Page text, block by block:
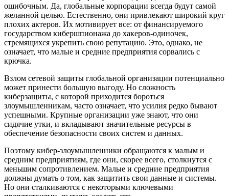
ошибочным. Да, глобальные корпорации всегда будут самой
желанной целью. Естественно, они привлекают широкий круг
плохих актеров. Их мотивирует все: от финансируемого
государством кибершпионажа до хакеров-одиночек,
стремящихся укрепить свою репутацию. Это, однако, не
означает, что малые и средние предприятия сорвались с
крючка.
Взлом сетевой защиты глобальной организации потенциально
может принести большую выгоду. Но сложность
киберзащиты, с которой приходится бороться
злоумышленникам, часто означает, что усилия редко бывают
успешными. Крупные организации уже знают, что они
сидячие утки, и вкладывают значительные ресурсы в
обеспечение безопасности своих систем и данных.
Поэтому кибер-злоумышленники обращаются к малым и
средним предприятиям, где они, скорее всего, столкнутся с
меньшим сопротивлением. Малые и средние предприятия
должны думать о том, как защитить свои данные и системы.
Но они сталкиваются с некоторыми ключевыми